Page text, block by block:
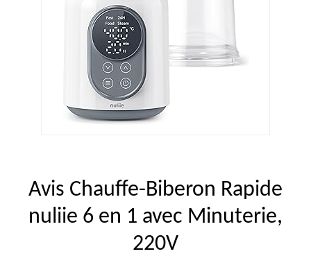
Avis Chauffe-Biberon Rapide
nuliie 6 en 1 avec Minuterie,
220V